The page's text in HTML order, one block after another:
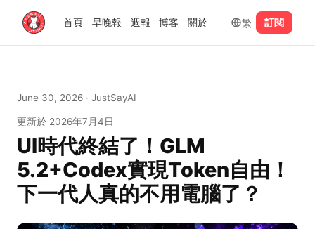
首頁 早晚報 週報 博客 關於 繁 訂閱
June 30, 2026 · JustSayAI
更新於 2026年7月4日
UI時代終結了！GLM
5.2+Codex實現Token自由！
下一代人真的不用電腦了？